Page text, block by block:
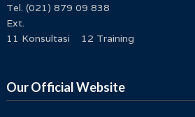
Tel. (021) 879 09 838
Ext.
11 Konsultasi 12 Training
Our Official Website